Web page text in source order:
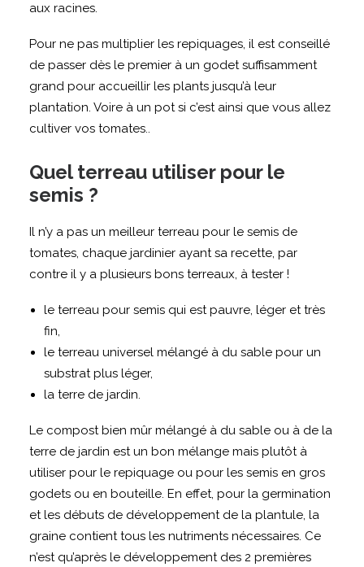
aux racines.
Pour ne pas multiplier les repiquages, il est conseillé
de passer dès le premier à un godet suffisamment
grand pour accueillir les plants jusqu’à leur
plantation. Voire à un pot si c’est ainsi que vous allez
cultiver vos tomates..
Quel terreau utiliser pour le
semis ?
Il n’y a pas un meilleur terreau pour le semis de
tomates, chaque jardinier ayant sa recette, par
contre il y a plusieurs bons terreaux, à tester !
le terreau pour semis qui est pauvre, léger et très
fin,
le terreau universel mélangé à du sable pour un
substrat plus léger,
la terre de jardin.
Le compost bien mûr mélangé à du sable ou à de la
terre de jardin est un bon mélange mais plutôt à
utiliser pour le repiquage ou pour les semis en gros
godets ou en bouteille. En effet, pour la germination
et les débuts de développement de la plantule, la
graine contient tous les nutriments nécessaires. Ce
n’est qu’après le développement des 2 premières